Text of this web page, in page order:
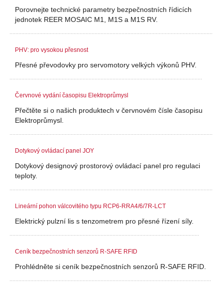
Porovnejte technické parametry bezpečnostních řídicích
jednotek REER MOSAIC M1, M1S a M1S RV.
PHV: pro vysokou přesnost
Přesné převodovky pro servomotory velkých výkonů PHV.
Červnové vydání časopisu Elektroprůmysl
Přečtěte si o našich produktech v červnovém čísle časopisu
Elektroprůmysl.
Dotykový ovládací panel JOY
Dotykový designový prostorový ovládací panel pro regulaci
teploty.
Lineární pohon válcovitého typu RCP6-RRA4/6/7R-LCT
Elektrický pulzní lis s tenzometrem pro přesné řízení síly.
Ceník bezpečnostních senzorů R-SAFE RFID
Prohlédněte si ceník bezpečnostních senzorů R-SAFE RFID.